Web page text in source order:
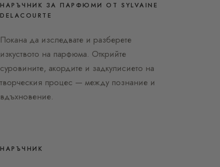
НАРЪЧНИК ЗА ПАРФЮМИ ОТ SYLVAINE
DELACOURTE
Покана да изследвате и разберете
изкуството на парфюма. Открийте
суровините, акордите и задкулисието на
творческия процес — между познание и
вдъхновение.
НАРЪЧНИК